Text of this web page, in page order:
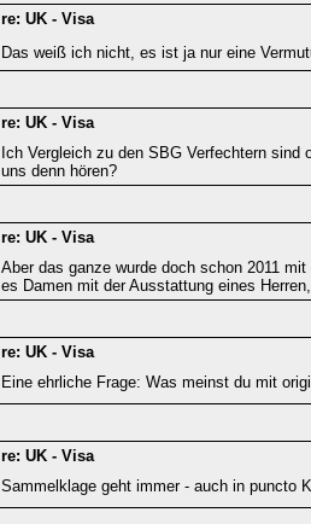
re: UK - Visa
Das weiß ich nicht, es ist ja nur eine
re: UK - Visa
Ich Vergleich zu den SBG Verfechtern
uns denn hören?
re: UK - Visa
Aber das ganze wurde doch schon 2011
es Damen mit der Ausstattung eines
re: UK - Visa
Eine ehrliche Frage: Was meinst du mit
re: UK - Visa
Sammelklage geht immer - auch in puncto